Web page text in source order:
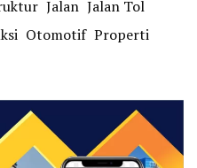
Jalan Jalan Tol
Otomotif Properti